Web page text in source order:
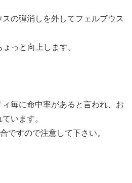
スの弾消しを外してフェルブウス
っと向上します。
毎に命中率があると言われ、お
います。
ですので注意して下さい。